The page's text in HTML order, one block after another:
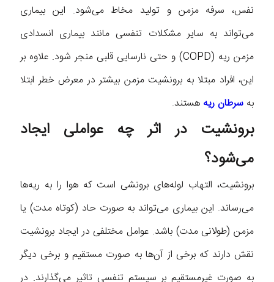
نفس، سرفه مزمن و تولید مخاط می‌شود. این بیماری
می‌تواند به سایر مشکلات تنفسی مانند بیماری انسدادی
مزمن ریه (COPD) و حتی نارسایی قلبی منجر شود. علاوه بر
این، افراد مبتلا به برونشیت مزمن بیشتر در معرض خطر ابتلا
به سرطان ریه هستند.
برونشیت در اثر چه عواملی ایجاد
می‌شود؟
برونشیت، التهاب لوله‌های برونشی است که هوا را به ریه‌ها
می‌رساند. این بیماری می‌تواند به صورت حاد (کوتاه مدت) یا
مزمن (طولانی مدت) باشد. عوامل مختلفی در ایجاد برونشیت
نقش دارند که برخی از آن‌ها به صورت مستقیم و برخی دیگر
به صورت غیرمستقیم بر سیستم تنفسی تاثیر می‌گذارند. در